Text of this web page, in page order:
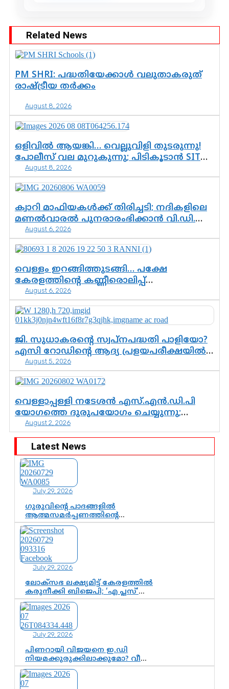
Related News
PM SHRI: പദ്ധതിയേക്കാൾ വലുതാകരുത്
രാഷ്ട്രീയ തർക്കം
August 8, 2026
ഒളിവിൽ ആയങ്കി… വെല്ലുവിളി തുടരുന്നു!
പോലീസ് വല മുറുകുന്നു; പിടികൂടാൻ SIT
രംഗത്ത്. ഇനി ചോദ്യം ആയങ്കി എവിടെ
എന്നത് മാത്രം അല്ല—ആയങ്കി
കസ്റ്റഡിയിലായാൽ പുറത്തുവരുക
എന്തൊക്കെ വിവരങ്ങൾ?”
August 8, 2026
ക്വാറി മാഫിയകൾക്ക് തിരിച്ചടി; നദികളിലെ
മണൽവാരൽ പുനരാരംഭിക്കാൻ വി.ഡി.
സർക്കാർ തീരുമാനം
August 6, 2026
വെള്ളം ഇറങ്ങിത്തുടങ്ങി… പക്ഷേ
കേരളത്തിന്റെ കണ്ണീരൊലിപ്പ്
എന്നവസാനിക്കും?
August 6, 2026
ജി. സുധാകരന്റെ സ്വപ്നപദ്ധതി പാളിയോ?
എസി റോഡിന്റെ ആദ്യ പ്രളയപരീക്ഷയിൽ
ഉയരുന്നത് ഗുരുതര ചോദ്യങ്ങൾ
August 5, 2026
വെള്ളാപ്പള്ളി നടേശൻ എസ്.എൻ.ഡി.പി
യോഗത്തെ ദുരുപയോഗം ചെയ്യുന്നു;
ശ്രീനാരായണ പ്രസ്ഥാനത്തെ
കാർന്നുതിന്നുന്ന വിഷവിത്ത്: ഗോകുലം
ഗോപാലൻ
August 2, 2026
Latest News
July 29, 2026
ഗുരുവിന്റെ പാദങ്ങളിൽ
ആത്മസമർപ്പണത്തിന്റെ
പുണ്യദിനം; മാതാ
അമൃതാനന്ദമയി മഠത്തിൽ
ഭക്തിസാന്ദ്രമായി ഗുരുപൂർണിമ
ആഘോഷം
July 29, 2026
ലോക്സഭ ലക്ഷ്യമിട്ട് കേരളത്തിൽ
കരുനീക്കി ബിജെപി; ‘എ പ്ലസ്’
മണ്ഡലങ്ങളിൽ പ്രമുഖരെ ഇറക്കി
കേന്ദ്രനേതൃത്വം,
തിരുവനന്തപുരത്ത് രാജീവ്
ചന്ദ്രശേഖർ, ആറ്റിങ്ങലിൽ കെ.
സുരേന്ദ്രൻ; ആലപ്പുഴയിൽ
ശോഭാ സുരേന്ദ്രൻ..
July 29, 2026
പിണറായി വിജയനെ ഇ.ഡി
നിയമക്കുരുക്കിലാക്കുമോ? വീണ
വിജയൻ മാപ്പുസാക്ഷിയാകുമോ?
കർത്തയുടെ മൊഴി നിർണായക
വഴിത്തിരിവാകുമോ?